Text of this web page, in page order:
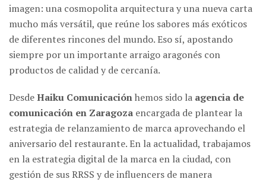
imagen: una cosmopolita arquitectura y una nueva carta
mucho más versátil, que reúne los sabores más exóticos
de diferentes rincones del mundo. Eso sí, apostando
siempre por un importante arraigo aragonés con
productos de calidad y de cercanía.
DesdeHaiku Comunicaciónhemos sido la agencia de
comunicación en Zaragoza encargada de plantear la
estrategia de relanzamiento de marca aprovechando el
aniversario del restaurante. En la actualidad, trabajamos
en la estrategia digital de la marca en la ciudad, con
gestión de sus RRSS y de influencers de manera